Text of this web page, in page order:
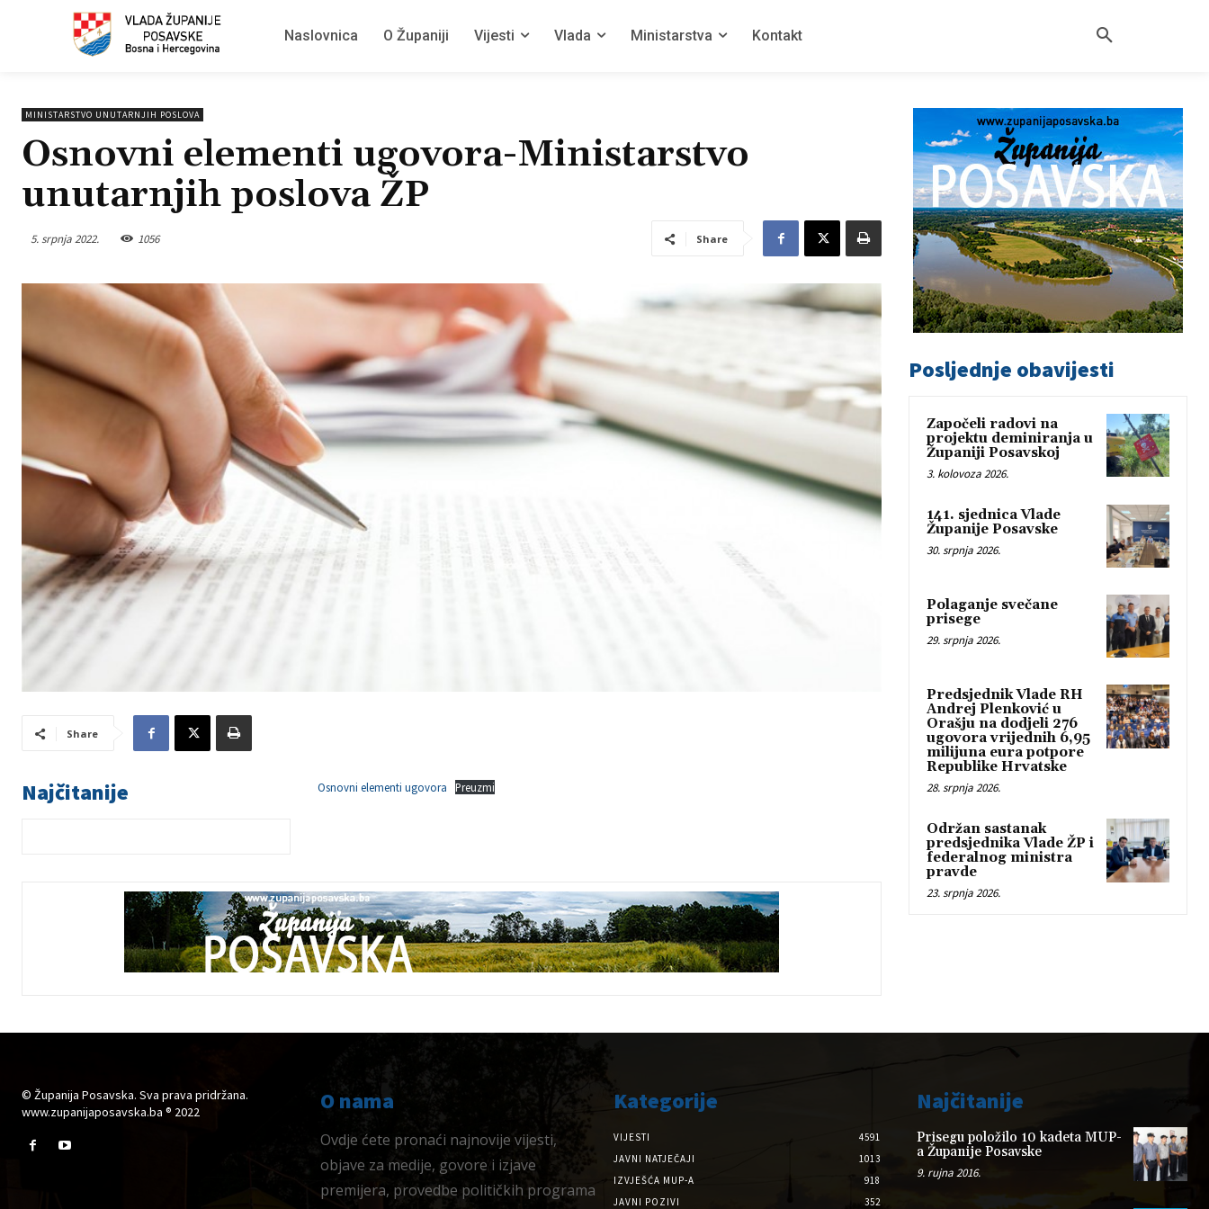
Naslovnica O Županiji Vijesti Vlada Ministarstva Kontakt
MINISTARSTVO UNUTARNJIH POSLOVA
Osnovni elementi ugovora-Ministarstvo
unutarnjih poslova ŽP
5. srpnja 2022. 1056 Share
Share
Najčitanije Osnovni elementi ugovora Preuzmi
Posljednje obavijesti
Započeli radovi na
projektu deminiranja u
Županiji Posavskoj
3. kolovoza 2026.
141. sjednica Vlade
Županije Posavske
30. srpnja 2026.
Polaganje svečane
prisege
29. srpnja 2026.
Predsjednik Vlade RH
Andrej Plenković u
Orašju na dodjeli 276
ugovora vrijednih 6,95
milijuna eura potpore
Republike Hrvatske
28. srpnja 2026.
Održan sastanak
predsjednika Vlade ŽP i
federalnog ministra
pravde
23. srpnja 2026.
© Županija Posavska. Sva prava pridržana.
www.zupanijaposavska.ba ® 2022
O nama
Ovdje ćete pronaći najnovije vijesti,
objave za medije, govore i izjave
premijera, provedbe političkih programa
Kategorije
VIJESTI
4591
JAVNI NATJEČAJI
1013
IZVJEŠĆA MUP-A
918
JAVNI POZIVI
352
Najčitanije
Prisegu položilo 10 kadeta MUP-
a Županije Posavske
9. rujna 2016.